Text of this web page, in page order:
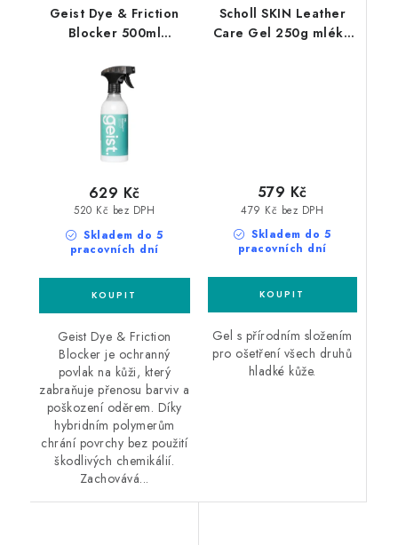
Geist Dye & Friction
Blocker 500ml
kůži
Skladem do 5
pracovních dní
520 Kč bez DPH
629 Kč
Geist Dye & Friction
Blocker je ochranný
povlak na kůži, který
zabraňuje přenosu barviv a
poškození oděrem. Díky
hybridním polymerům
chrání povrchy bez použití
škodlivých chemikálií.
Zachovává...
Scholl SKIN Leather
Care Gel 250g mléko
Skladem do 5
pracovních dní
479 Kč bez DPH
579 Kč
Gel s přírodním složením
pro ošetření všech druhů
hladké kůže.